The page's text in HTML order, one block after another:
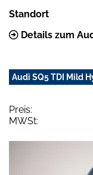
Standort
Details zum
Audi SQ5 TDI Mild
Preis:
MWSt: